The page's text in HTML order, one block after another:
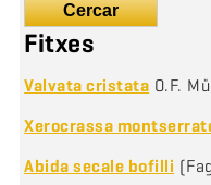
Cercar
Fitxes
Valvata cristata O.F.
Xerocrassa
Abida secale bofilli